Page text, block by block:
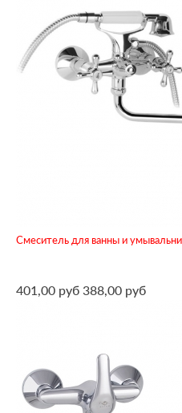
Смеситель для ванны и
401,00 руб 388,00 руб